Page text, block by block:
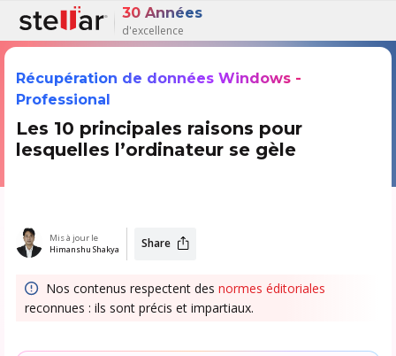
30 Années
d'excellence
Récupération de données Windows -
Professional
Les 10 principales raisons pour
lesquelles l’ordinateur se gèle
Mis à jour le
Himanshu Shakya Share
Nos contenus respectent des normes éditoriales
reconnues : ils sont précis et impartiaux.